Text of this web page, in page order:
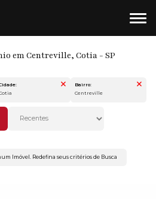
em Centreville, Cotia - SP
Cidade:
Bairro:
Imóvel. Redefina seus critérios de Busca